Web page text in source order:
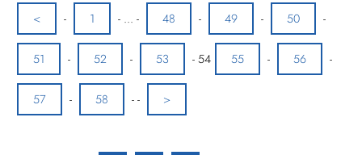
< - 1 - ... - 48 - 49 - 50 -
51 - 52 - 53 - 54 55 - 56 -
57 - 58 - - >